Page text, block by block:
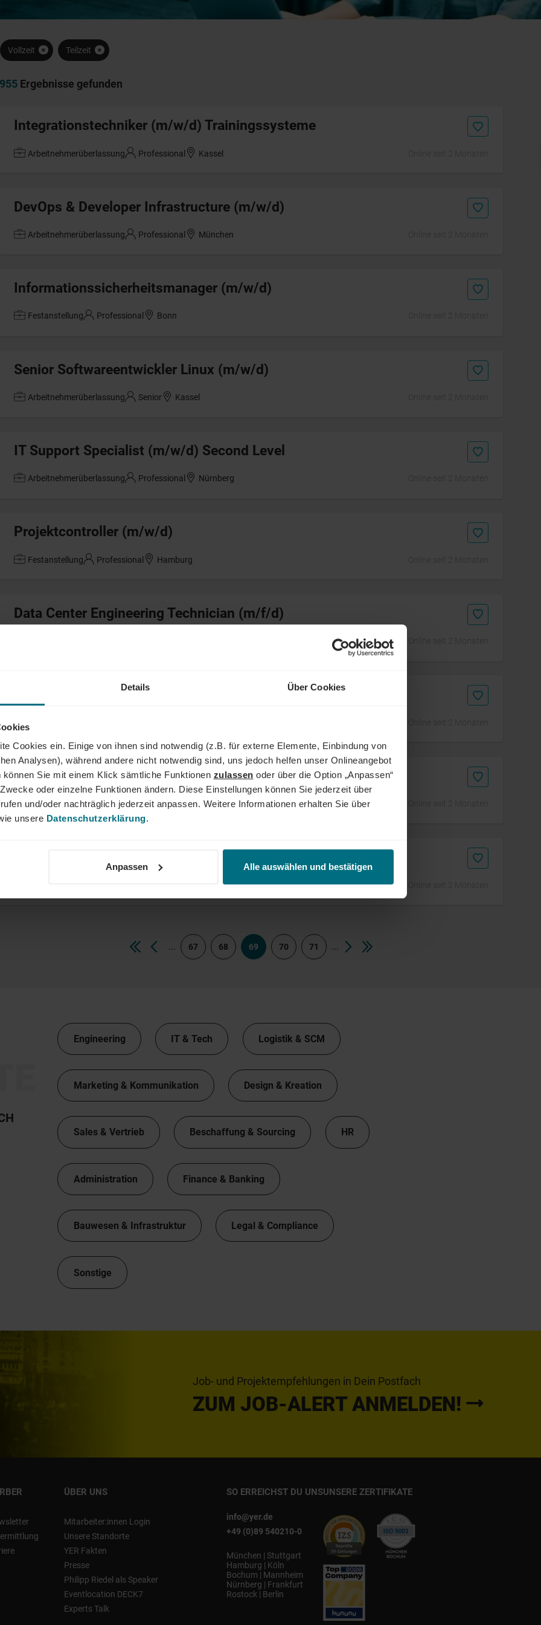
Details Über Cookies
Cookies ein. Einige von ihnen sind notwendig (z.B. für externe Elemente, Einbindung von
Analysen), während andere nicht notwendig sind, uns jedoch helfen unser Onlineangebot
Sie mit einem Klick sämtliche Funktionen zulassen oder über die Option „Anpassen“
oder einzelne Funktionen ändern. Diese Einstellungen können Sie jederzeit über
und/oder nachträglich jederzeit anpassen. Weitere Informationen erhalten Sie über
unsere Datenschutzerklärung.
Anpassen Alle auswählen und bestätigen
Vollzeit Teilzeit
955 Ergebnisse gefunden
Integrationstechniker (m/w/d) Trainingssysteme
Arbeitnehmerüberlassung Professional Kassel
DevOps & Developer Infrastructure (m/w/d)
Arbeitnehmerüberlassung Professional München
Informationssicherheitsmanager (m/w/d)
Festanstellung Professional Bonn
Senior Softwareentwickler Linux (m/w/d)
Arbeitnehmerüberlassung Senior Kassel
IT Support Specialist (m/w/d) Second Level
Arbeitnehmerüberlassung Professional Nürnberg
Projektcontroller (m/w/d)
Festanstellung Professional Hamburg
Data Center Engineering Technician (m/f/d)
Mitarbeiter Inside Sales (m/w/d)
Lackierer (m/w/d)
Arbeitnehmerüberlassung Junior Mindelheim
Kalkulator (w/m/d) Technische Reinigung
Stuttgart
... 67 68 69 70 71 ...
Engineering IT & Tech Logistik & SCM
Marketing & Kommunikation Design & Kreation
Sales & Vertrieb Beschaffung & Sourcing HR
Administration Finance & Banking
Bauwesen & Infrastruktur Legal & Compliance
Sonstige
Job- und Projektempfehlungen in Dein Postfach
ZUM JOB-ALERT ANMELDEN!
ÜBER UNS
Mitarbeiter:innen Login
Unsere Standorte
YER Fakten
Presse
Philipp Riedel als Speaker
Eventlocation DECK7
Experts Talk
SO ERREICHST DU UNS
info@yer.de
+49 (0)89 540210-0
München | Stuttgart
Hamburg | Köln
Bochum | Mannheim
Nürnberg | Frankfurt
Rostock | Berlin
UNSERE ZERTIFIKATE